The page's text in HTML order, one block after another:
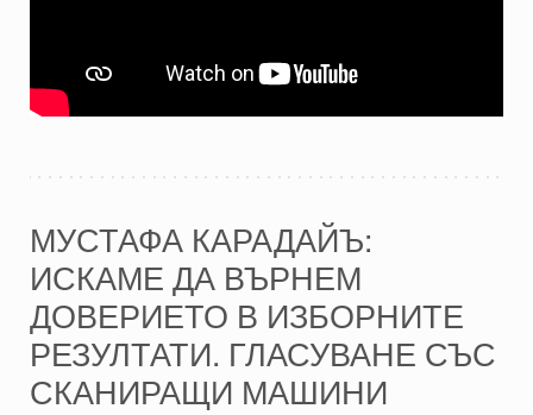
МУСТАФА КАРАДАЙЪ:
ИСКАМЕ ДА ВЪРНЕМ
ДОВЕРИЕТО В ИЗБОРНИТЕ
РЕЗУЛТАТИ. ГЛАСУВАНЕ СЪС
СКАНИРАЩИ МАШИНИ